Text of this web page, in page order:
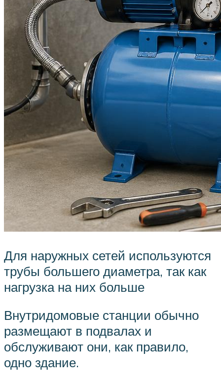
Для наружных сетей используются
трубы большего диаметра, так как
нагрузка на них больше
Внутридомовые станции обычно
размещают в подвалах и
обслуживают они, как правило,
одно здание.